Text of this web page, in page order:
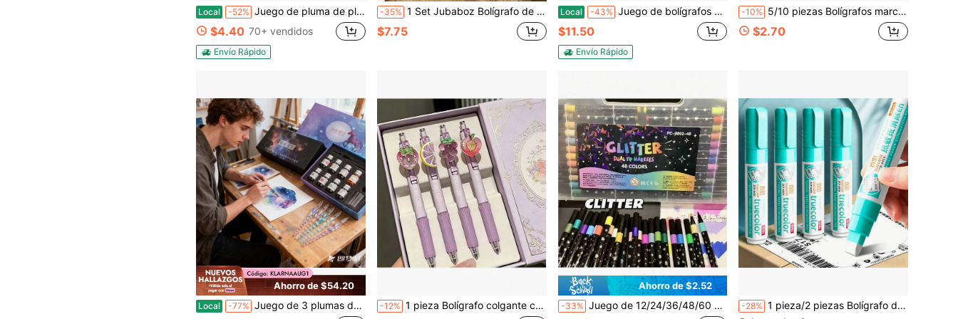
Local -52% Juego de pluma de pluma grabada retro, juego de pluma de pluma brillante, pluma de caligrafía, base de pie, adecuado para firmar, escribir cartas, escritura artística Pluma de pluma hecha a mano
$4.40 70+ vendidos
Envío Rápido
-35% 1 Set Jubaboz Bolígrafo de Caligrafía con Sello y Cera de Sellado, Pluma de Ave, Tinta,
$7.75
Local -43% Juego de bolígrafos de tinta de vidrio, bolígrafo de inmersión de vidrio con tinta fluorescente y soporte para bolígrafo, bolígrafos de cristal de arte para firmas, regalo de negocios de Navidad, bolígrafos de tinta de vidrio básicos, morado
$11.50
Envío Rápido
-10% 5/10 piezas Bolígrafos marcadores blancos - Tinta neutra - Adecuados para caligrafía, etiquetado, oficina y suministros de arte, creación artística
$2.70
Ahorro de $54.20
Local -77% Juego de 3 plumas de inmersión (selección aleatoria) -12% 1 pieza Bolígrafo colgante con aroma a uva aleatorio, bolígrafo de tinta negra de 0.5mm lindo y elegante, adecuado para escribir y aprender, vuelta a la escuela
Ahorro de $2.52
-33% Juego de 12/24/36/48/60 piezas de bolígrafos con purpurina, bolígrafos de dibujo con punta de purpurina, lápices de purpurina a base de agua, lápices de purpurina metálica, pinceles delicados de un solo cabezal multicolor para manualidades, adecuados para grafiti, pintura artística, manualidades con purpurina, cuadernos, regalos, etc. -28% 1 pieza/2 piezas Bolígrafo de protección de privacidad - Punta ancha borrable, adecuado para etiquetas de dirección, tarjetas de crédito, facturas telefónicas, etiquetas de envío, cubiertas de tarjetas de identificación, bolígrafo borrador de envío, vuelta a la escuela